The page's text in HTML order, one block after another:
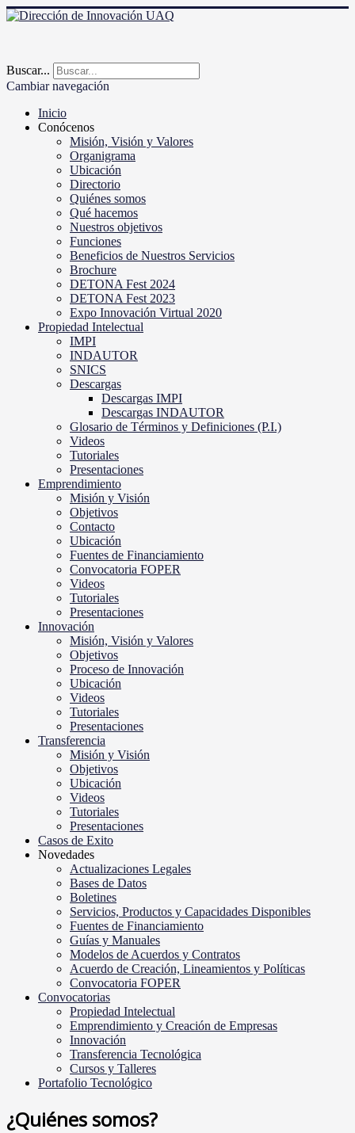
Buscar...
Cambiar navegación
Inicio
Conócenos
Misión, Visión y Valores
Organigrama
Ubicación
Directorio
Quiénes somos
Qué hacemos
Nuestros objetivos
Funciones
Beneficios de Nuestros Servicios
Brochure
DETONA Fest 2024
DETONA Fest 2023
Expo Innovación Virtual 2020
Propiedad Intelectual
IMPI
INDAUTOR
SNICS
Descargas
Descargas IMPI
Descargas INDAUTOR
Glosario de Términos y Definiciones (P.I.)
Videos
Tutoriales
Presentaciones
Emprendimiento
Misión y Visión
Objetivos
Contacto
Ubicación
Fuentes de Financiamiento
Convocatoria FOPER
Videos
Tutoriales
Presentaciones
Innovación
Misión, Visión y Valores
Objetivos
Proceso de Innovación
Ubicación
Videos
Tutoriales
Presentaciones
Transferencia
Misión y Visión
Objetivos
Ubicación
Videos
Tutoriales
Presentaciones
Casos de Exito
Novedades
Actualizaciones Legales
Bases de Datos
Boletines
Servicios, Productos y Capacidades Disponibles
Fuentes de Financiamiento
Guías y Manuales
Modelos de Acuerdos y Contratos
Acuerdo de Creación, Lineamientos y Políticas
Convocatoria FOPER
Convocatorias
Propiedad Intelectual
Emprendimiento y Creación de Empresas
Innovación
Transferencia Tecnológica
Cursos y Talleres
Portafolio Tecnológico
¿Quiénes somos?